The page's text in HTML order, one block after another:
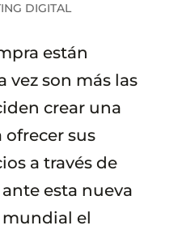
DIGITAL
están
vez son más las
crear una
sus
a través de
esta nueva
el